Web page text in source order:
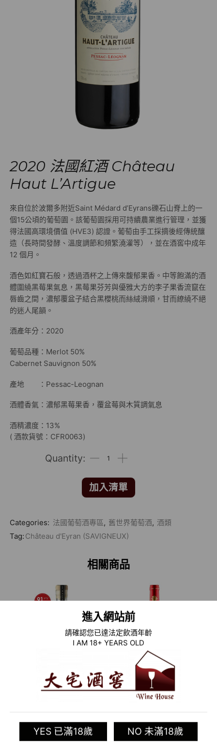
進入網站前
請確認您已達法定飲酒年齡
I AM 18+ YEARS OLD
YES 已滿18歲 NO 未滿18歲
2020 法國紅酒 Château
Haut L’Artigue
來自位於波爾多附近Saint Médard d’Eyrans礫石山脊上的一
個15公頃的葡萄園。該葡萄園採用可持續農業進行管理，並獲
得法國高環境價值 (HVE3) 認證。葡萄由手工採摘後經傳統釀
造（長時間發酵、溫度調節和頻繁澆灌等），並在酒窖中成年
12 個月。
酒色如紅寶石般，透過酒杯之上傳來馥郁果香。中等飽滿的酒
體圍繞黑莓果氣息，黑莓果芬芳與優雅大方的李子果香流竄在
唇齒之間，濃郁覆盆子結合黑櫻桃而絲絨滑順，甘而繚繞不絕
的迷人尾韻。
酒產年分：2020
葡萄品種：Merlot 50%
Cabernet Sauvignon 50%
產地 ：Pessac-Leognan
酒體香氣：濃郁黑莓果香，覆盆莓與木質調氣息
酒精濃度：13%
( 酒款貨號：CFR0063)
加入清單
Categories: 法國葡萄酒專區, 舊世界葡萄酒, 酒類
Tag: Château d'Eyran (SAVIGNEUX)
相關商品
BARREL(WINE
ENTHUSIAST 91分)
2018 法國紅酒
L’ARTIGUE